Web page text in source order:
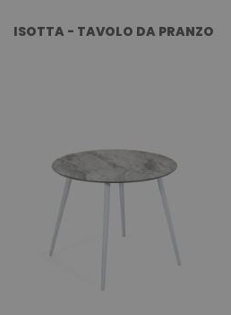
ISOTTA - TAVOLO DA PRANZO